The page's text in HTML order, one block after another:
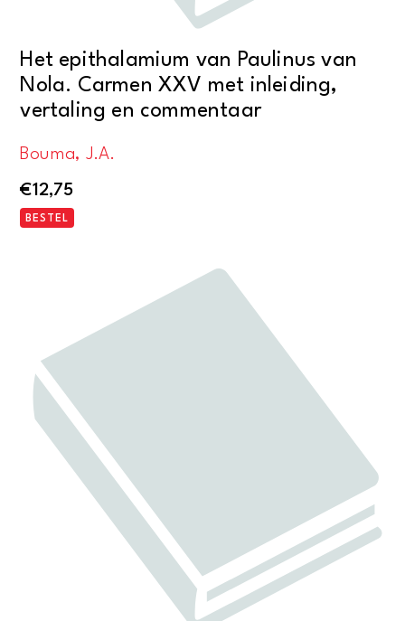
Het epithalamium van Paulinus van
Nola. Carmen XXV met inleiding,
vertaling en commentaar
Bouma, J.A.
€12,75
BESTEL